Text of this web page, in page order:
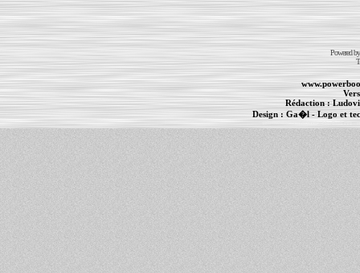
Powered
Rédaction :
Design : Ga�l- Logo et
MacBook Pro -